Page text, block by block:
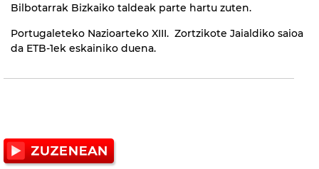
Bilbotarrak Bizkaiko taldeak parte hartu zuten.
Portugaleteko Nazioarteko XIII. Zortzikote Jaialdiko saioa
da ETB-1ek eskainiko duena.